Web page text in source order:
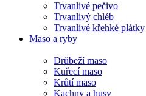
Trvanlivé pečivo
Trvanlivý chléb
Trvanlivé křehké plátky
Maso a ryby
Drůbeží maso
Kuřecí maso
Krůtí maso
Kachny a husy